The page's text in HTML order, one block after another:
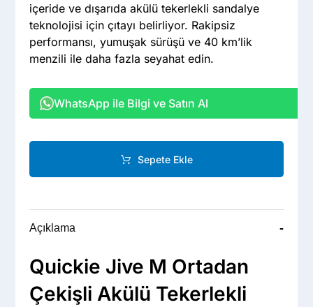
içeride ve dışarıda akülü tekerlekli sandalye
teknolojisi için çıtayı belirliyor. Rakipsiz
performansı, yumuşak sürüşü ve 40 km’lik
menzili ile daha fazla seyahat edin.
WhatsApp ile Bilgi ve Satın Al
Sepete Ekle
Açıklama -
Quickie Jive M Ortadan
Çekişli Akülü Tekerlekli